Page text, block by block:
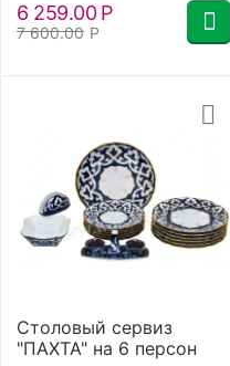
7 600.00 Р
6 259.00 Р
Столовый сервиз
"ПАХТА" на 6 персон